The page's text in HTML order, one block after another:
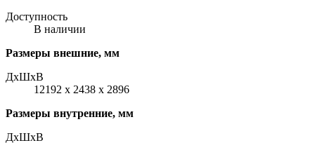
Доступность
В наличии
Размеры внешние, мм
ДxШxВ
12192 x 2438 x 2896
Размеры внутренние, мм
ДxШxВ